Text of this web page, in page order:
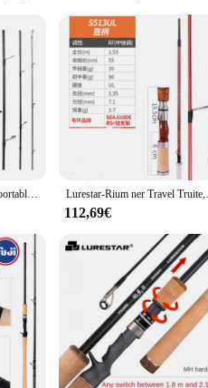
for both novice and experienced
and Performance**
pêche is crafted from robust
handle, even during extended fishing
catch. Whether you're a seasoned
Friendly**
set is not just about performance; it's
are designed to work in
need to start your fishing adventure
up on fishing gear or for personal
lurestar Cannes à pêche, you're
Lurestar-Leurre de pêche portable en carbone pour eau douce, guides Fuji, filature, prise en compte du plus récent bar, voyage, nouveauté, 2025 Lurestar-Rium ner
112,69€